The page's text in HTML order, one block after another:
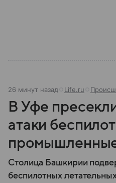
26 минут назад Life.ru
В Уфе
атаки
Столица Башкирии
беспилотных